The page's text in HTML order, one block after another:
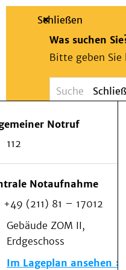
Suche
Schließen
Was suchen
Bitte geben
Wählen Sie
Notruf
112
Notaufnahme
+49 (211) 81 – 17012
Gebäude ZOM II,
Erdgeschoss
Im Lageplan ansehen
Patienten & Besucher
Als Patient am
Beratung und
Veranstaltungen
Notfall
Forschung & Lehre
Medizinische